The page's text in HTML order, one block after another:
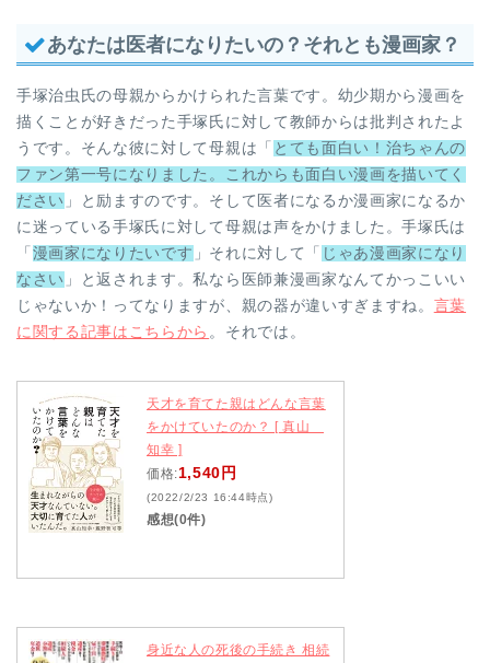
あなたは医者になりたいの？それとも漫画家？
手塚治虫氏の母親からかけられた言葉です。幼少期から漫画を
描くことが好きだった手塚氏に対して教師からは批判されたよ
うです。そんな彼に対して母親は「 とても面白い！治ちゃんの
ファン第一号になりました。これからも面白い漫画を描いてく
ださい 」と励ますのです。そして医者になるか漫画家になるか
に迷っている手塚氏に対して母親は声をかけました。手塚氏は
「 漫画家になりたいです 」それに対して「 じゃあ漫画家になり
なさい 」と返されます。私なら医師兼漫画家なんてかっこいい
じゃないか！ってなりますが、親の器が違いすぎますね。 言葉
に関する記事はこちらから 。それでは。
天才を育てた親はどんな言葉
をかけていたのか？ [ 真山
知幸 ]
価格:1,540円
(2022/2/23 16:44時点)
感想(0件)
身近な人の死後の手続き 相続